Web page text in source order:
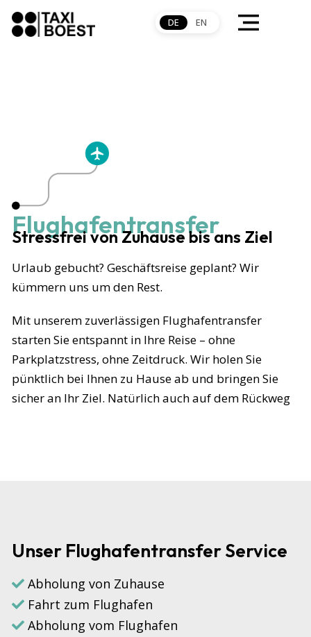
DE EN
Flughafentransfer
Stressfrei von Zuhause bis ans Ziel
Urlaub gebucht? Geschäftsreise geplant? Wir
kümmern uns um den Rest.
Mit unserem zuverlässigen Flughafentransfer
starten Sie entspannt in Ihre Reise – ohne
Parkplatzstress, ohne Zeitdruck. Wir holen Sie
pünktlich bei Ihnen zu Hause ab und bringen Sie
sicher an Ihr Ziel. Natürlich auch auf dem Rückweg
Unser Flughafentransfer Service
Abholung von Zuhause
Fahrt zum Flughafen
Abholung vom Flughafen